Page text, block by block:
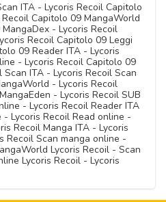
ITA - Lycoris Recoil Capitolo
Capitolo 09 MangaWorld
- Lycoris Recoil
Recoil Capitolo 09 Leggi
09 Reader ITA - Lycoris
- Lycoris Recoil Capitolo 09
ITA - Lycoris Recoil Scan
- Lycoris Recoil
- Lycoris Recoil SUB
- Lycoris Recoil Reader ITA
Lycoris Recoil Read online -
Recoil Manga ITA - Lycoris
Recoil Scan manga online -
Lycoris Recoil - Scan
Lycoris Recoil - Lycoris